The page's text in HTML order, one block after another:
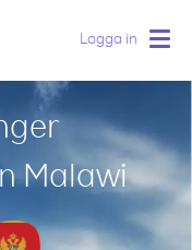
Logga in
Malawi